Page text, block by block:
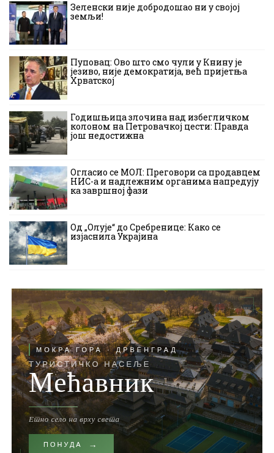
Зеленски није добродошао ни у својој
земљи!
Пуповац: Ово што смо чули у Книну је
језиво, није демократија, већ пријетња
Хрватској
Годишњица злочина над избегличком
колоном на Петровачкој цести: Правда
још недостижна
Огласио се МОЛ: Преговори са продавцем
НИС-а и надлежним органима напредују
ка завршној фази
Од „Олује“ до Сребренице: Како се
изјаснила Украјина